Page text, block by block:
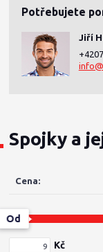
Potřebujete
Jiří
Spojky a
Cena:
Kč
Od